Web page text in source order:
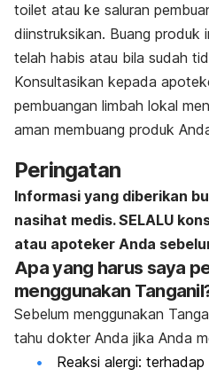
toilet atau ke saluran
diinstruksikan. Buang produk
telah habis atau bila sudah
Konsultasikan kepada
pembuangan limbah lokal
aman membuang produk
Peringatan
Informasi yang diberikan
nasihat medis. SELALU
atau apoteker Anda
Apa yang harus saya
menggunakan
Sebelum menggunakan
tahu dokter Anda jika Anda
Reaksi alergi: